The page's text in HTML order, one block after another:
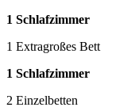
1 Schlafzimmer
1 Extragroßes Bett
1 Schlafzimmer
2 Einzelbetten